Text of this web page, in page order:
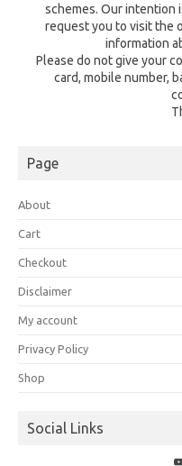
schemes. Our intention
request you to visit the
information
Please do not give your
card, mobile number,
Page
About
Cart
Checkout
Disclaimer
My account
Privacy Policy
Shop
Social Links